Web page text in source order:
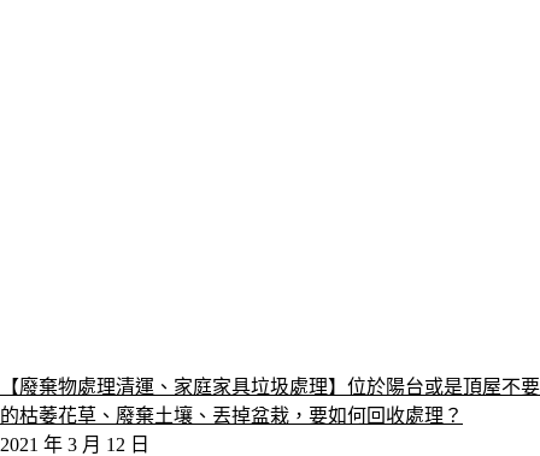
【廢棄物處理清運、家庭家具垃圾處理】位於陽台或是頂屋不要
的枯萎花草、廢棄土壤、丟掉盆栽，要如何回收處理？
2021 年 3 月 12 日